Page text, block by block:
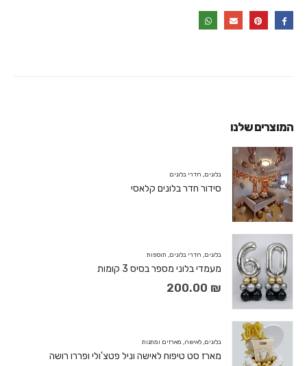
המוצרים שלנו
בלונים חדרי בלונים
סידור חדר בלונים קלאסי
בלונים חדרי בלונים תוספות
מעמדי בלוני מספר בסיס 3 קומות
200.00 ₪
בלונים,לאישה, מארזים ומתנות
מארז סט טיפוח לאישה וניל פטצ'ולי ופררו רושה